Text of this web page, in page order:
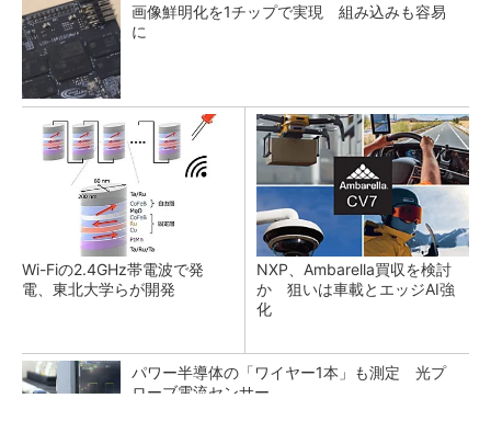
画像鮮明化を1チップで実現 組み込みも容易
に
Wi-Fiの2.4GHz帯電波で発
電、東北大学らが開発
NXP、Ambarella買収を検討
か 狙いは車載とエッジAI強
化
パワー半導体の「ワイヤー1本」も測定 光プ
ローブ電流センサー